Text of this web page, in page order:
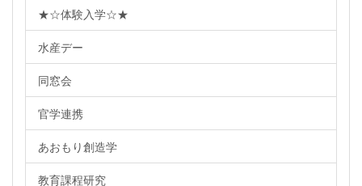
★☆体験入学☆★
水産デー
同窓会
官学連携
あおもり創造学
教育課程研究